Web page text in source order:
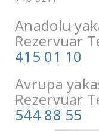
Anadolu
Rezervuar
415 01 10
Avrupa
Rezervuar
544 88 55